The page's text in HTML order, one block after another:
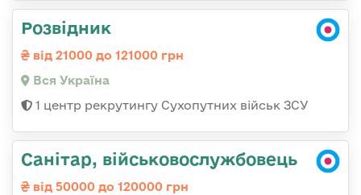
Розвідник
від 21000 до 121000 грн
Вся Україна
1 центр рекрутингу Сухопутних військ ЗСУ
Санітар, військовослужбовець
від 50000 до 120000 грн